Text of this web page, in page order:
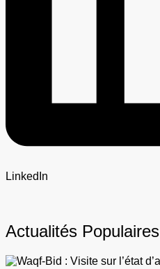
LinkedIn
Actualités Populaires